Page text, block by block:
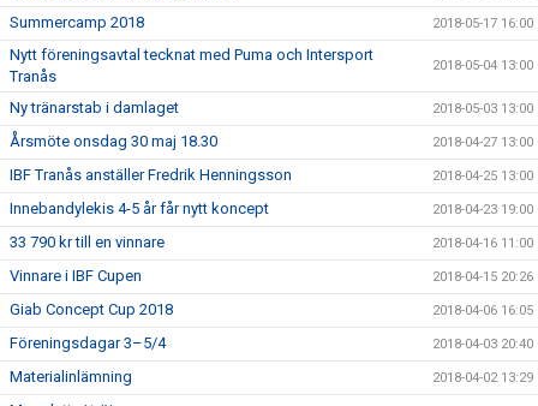
Summercamp 2018 2018-05-17 16:00
Nytt föreningsavtal tecknat med Puma och Intersport
Tranås
2018-05-04 13:00
Ny tränarstab i damlaget 2018-05-03 13:00
Årsmöte onsdag 30 maj 18.30 2018-04-27 13:00
IBF Tranås anställer Fredrik Henningsson 2018-04-25 13:00
Innebandylekis 4-5 år får nytt koncept 2018-04-23 19:00
33 790 kr till en vinnare 2018-04-16 11:00
Vinnare i IBF Cupen 2018-04-15 20:26
Giab Concept Cup 2018 2018-04-06 16:05
Föreningsdagar 3–5/4 2018-04-03 20:40
Materialinlämning 2018-04-02 13:29